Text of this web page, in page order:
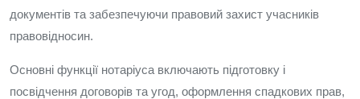
документів та забезпечуючи правовий захист учасників
правовідносин.
Основні функції нотаріуса включають підготовку і
посвідчення договорів та угод, оформлення спадкових прав,